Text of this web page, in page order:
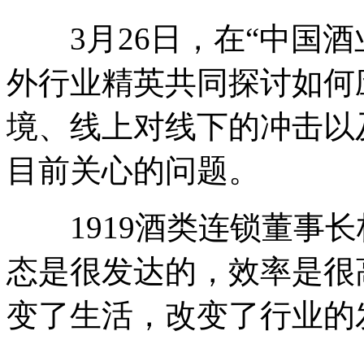
3月26日，在“中国酒
外行业精英共同探讨如
境、线上对线下的冲击
目前关心的问题。
1919酒类连锁董事长
态是很发达的，效率是
变了生活，改变了行业